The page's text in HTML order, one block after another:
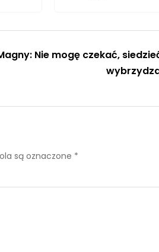
Nie mogę czekać,
są oznaczone *